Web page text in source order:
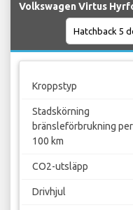
Volkswagen Virtus
Kroppstyp
Stadskörning
bränsleförbrukning per
100 km
CO2-utsläpp
Drivhjul